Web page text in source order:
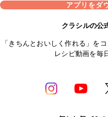
アプリをダ
クラシルの公
「きちんとおいしく作れる」を
レシピ動画を毎